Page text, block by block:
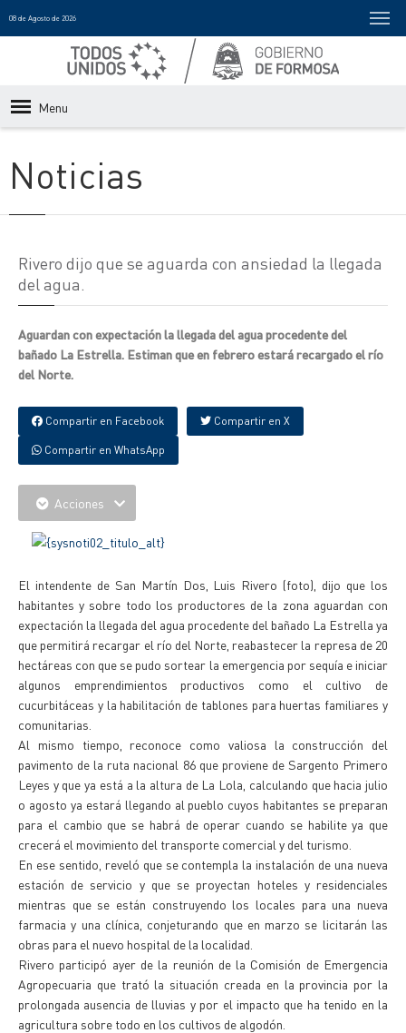
08 de Agosto de 2026
Menu
Noticias
Rivero dijo que se aguarda con ansiedad la llegada
del agua.
Aguardan con expectación la llegada del agua procedente del
bañado La Estrella. Estiman que en febrero estará recargado el río
del Norte.
Compartir en Facebook Compartir en X
Compartir en WhatsApp
Acciones
El intendente de San Martín Dos, Luis Rivero (foto), dijo que los
habitantes y sobre todo los productores de la zona aguardan con
expectación la llegada del agua procedente del bañado La Estrella ya
que permitirá recargar el río del Norte, reabastecer la represa de 20
hectáreas con que se pudo sortear la emergencia por sequía e iniciar
algunos emprendimientos productivos como el cultivo de
cucurbitáceas y la habilitación de tablones para huertas familiares y
comunitarias.
Al mismo tiempo, reconoce como valiosa la construcción del
pavimento de la ruta nacional 86 que proviene de Sargento Primero
Leyes y que ya está a la altura de La Lola, calculando que hacia julio
o agosto ya estará llegando al pueblo cuyos habitantes se preparan
para el cambio que se habrá de operar cuando se habilite ya que
crecerá el movimiento del transporte comercial y del turismo.
En ese sentido, reveló que se contempla la instalación de una nueva
estación de servicio y que se proyectan hoteles y residenciales
mientras que se están construyendo los locales para una nueva
farmacia y una clínica, conjeturando que en marzo se licitarán las
obras para el nuevo hospital de la localidad.
Rivero participó ayer de la reunión de la Comisión de Emergencia
Agropecuaria que trató la situación creada en la provincia por la
prolongada ausencia de lluvias y por el impacto que ha tenido en la
agricultura sobre todo en los cultivos de algodón.